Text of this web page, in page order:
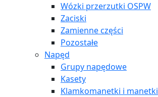
Wózki przerzutki OSPW
Zaciski
Zamienne części
Pozostałe
Napęd
Grupy napędowe
Kasety
Klamkomanetki i manetki